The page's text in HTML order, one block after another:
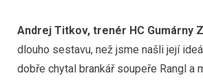
Andrej Titkov, trenér HC Gumárny
dlouho sestavu, než jsme našli její
dobře chytal brankář soupeře Rangl a